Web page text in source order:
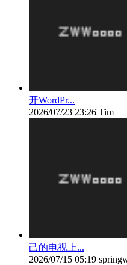
开WordPr...
2026/07/23 23:26 Tim
己的电视上...
2026/07/15 05:19